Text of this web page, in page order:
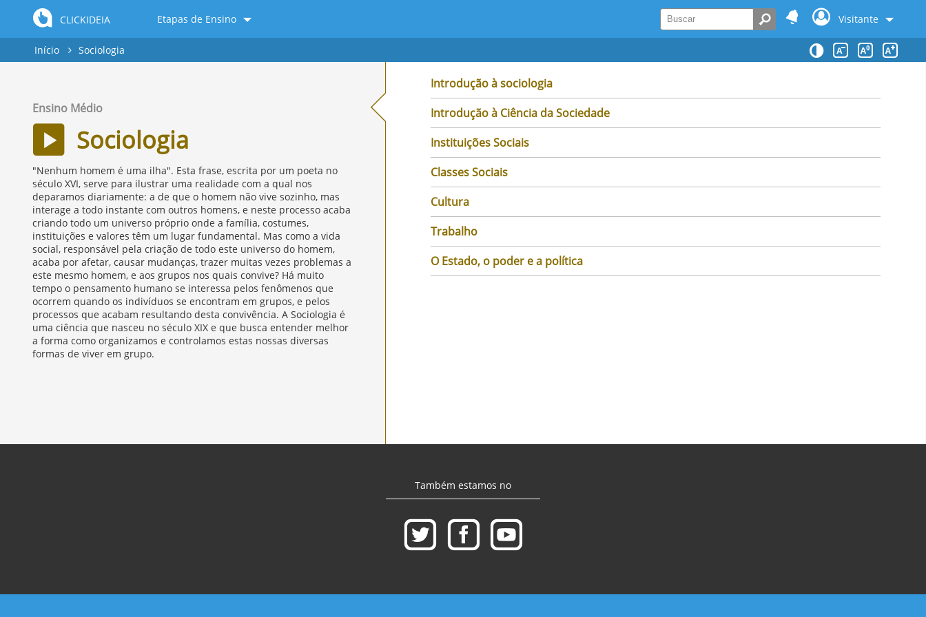
CLICKIDEIA Etapas de Ensino Visitante
Início Sociologia
Ensino Médio
Sociologia
"Nenhum homem é uma ilha". Esta frase, escrita por um poeta no
século XVI, serve para ilustrar uma realidade com a qual nos
deparamos diariamente: a de que o homem não vive sozinho, mas
interage a todo instante com outros homens, e neste processo acaba
criando todo um universo próprio onde a família, costumes,
instituições e valores têm um lugar fundamental. Mas como a vida
social, responsável pela criação de todo este universo do homem,
acaba por afetar, causar mudanças, trazer muitas vezes problemas a
este mesmo homem, e aos grupos nos quais convive? Há muito
tempo o pensamento humano se interessa pelos fenômenos que
ocorrem quando os indivíduos se encontram em grupos, e pelos
processos que acabam resultando desta convivência. A Sociologia é
uma ciência que nasceu no século XIX e que busca entender melhor
a forma como organizamos e controlamos estas nossas diversas
formas de viver em grupo.
Introdução à sociologia
Introdução à Ciência da Sociedade
Instituições Sociais
Classes Sociais
Cultura
Trabalho
O Estado, o poder e a política
Também estamos no